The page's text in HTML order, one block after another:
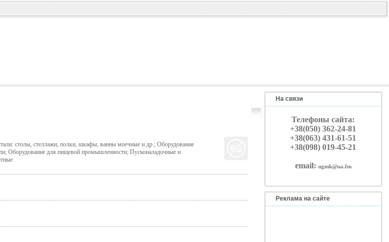
столы, стеллажи, полки, шкафы, ванны моечные и др.; Оборудование
Оборудование для пищевой промышленности; Пусконаладочные и
На связи
Телефоны сайта:
+38(050) 362-24-81
+38(063) 431-61-51
+38(098) 019-45-21
email: ugmk@ua.fm
Реклама на сайте